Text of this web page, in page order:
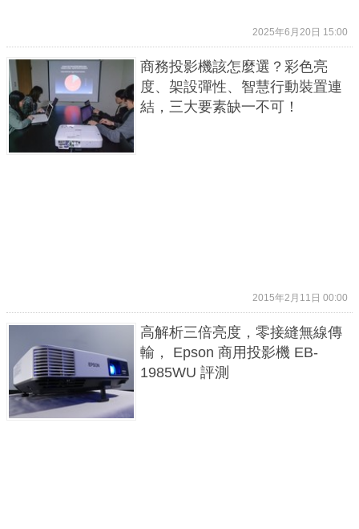
2025年6月20日 15:00
商務投影機該怎麼選？彩色亮
度、架設彈性、智慧行動裝置連
結，三大要素缺一不可！
2015年2月11日 00:00
高解析三倍亮度，零接縫無線傳
輸， Epson 商用投影機 EB-
1985WU 評測